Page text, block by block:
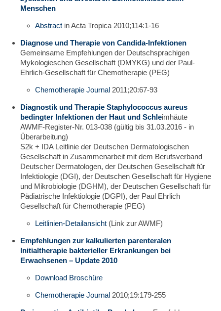
Menschen
Abstract in Acta Tropica 2010;114:1-16
Diagnose und Therapie von Candida-Infektionen
Gemeinsame Empfehlungen der Deutschsprachigen
Mykologieschen Gesellschaft (DMYKG) und der Paul-
Ehrlich-Gesellschaft für Chemotherapie (PEG)
Chemotherapie Journal 2011;20:67-93
Diagnostik und Therapie Staphylococcus aureus
bedingter Infektionen der Haut und Schleimhäute
AWMF-Register-Nr. 013-038 (gültig bis 31.03.2016 - in
Überarbeitung)
S2k + IDA Leitlinie der Deutschen Dermatologischen
Gesellschaft in Zusammenarbeit mit dem Berufsverband
Deutscher Dermatologen, der Deutschen Gesellschaft für
Infektiologie (DGI), der Deutschen Gesellschaft für Hygiene
und Mikrobiologie (DGHM), der Deutschen Gesellschaft für
Pädiatrische Infektiologie (DGPI), der Paul Ehrlich
Gesellschaft für Chemotherapie (PEG)
Leitlinien-Detailansicht (Link zur AWMF)
Empfehlungen zur kalkulierten parenteralen
Initialtherapie bakterieller Erkrankungen bei
Erwachsenen – Update 2010
Download Broschüre
Chemotherapie Journal 2010;19:179-255